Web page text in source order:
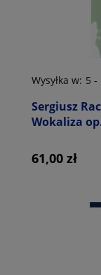
Sergiusz
Wokaliza
Wysyłka w: 5 -
61,00 zł